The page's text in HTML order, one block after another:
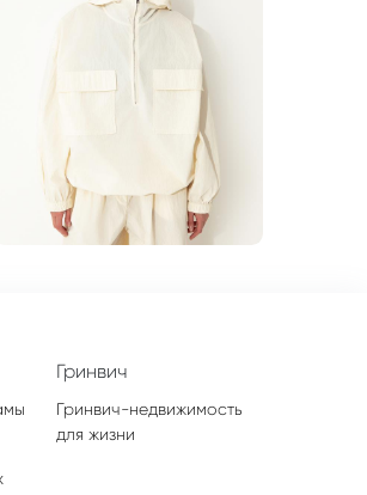
Гринвич
Гринвич-недвижимость
для жизни